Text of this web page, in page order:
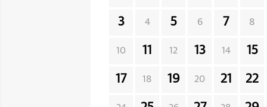
3 4 5 6 7 8
10 11 12 13 14 15
17 18 19 20 21 22